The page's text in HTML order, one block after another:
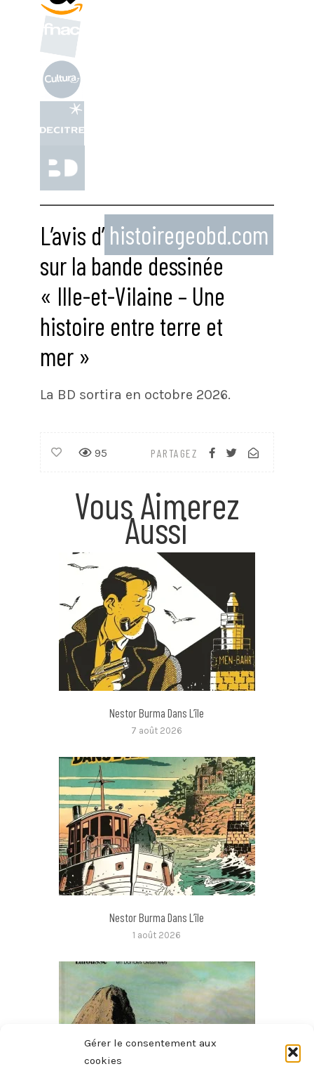
Gérer le consentement aux
cookies
L’avis d’ histoiregeobd.com
sur la bande dessinée
« Ille-et-Vilaine – Une
histoire entre terre et
mer »
La BD sortira en octobre 2026.
PARTAGEZ
95
Vous Aimerez
Aussi
Nestor Burma Dans L’île
7 août 2026
Nestor Burma Dans L’île
1 août 2026